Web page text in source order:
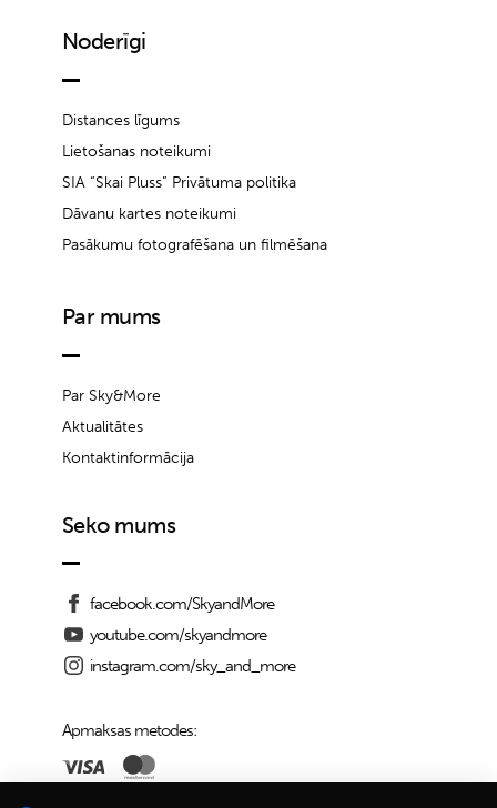
Noderīgi
Distances līgums
Lietošanas noteikumi
SIA “Skai Pluss” Privātuma politika
Dāvanu kartes noteikumi
Pasākumu fotografēšana un filmēšana
Par mums
Par Sky&More
Aktualitātes
Kontaktinformācija
Seko mums
facebook.com/SkyandMore
youtube.com/skyandmore
instagram.com/sky_and_more
Apmaksas metodes: